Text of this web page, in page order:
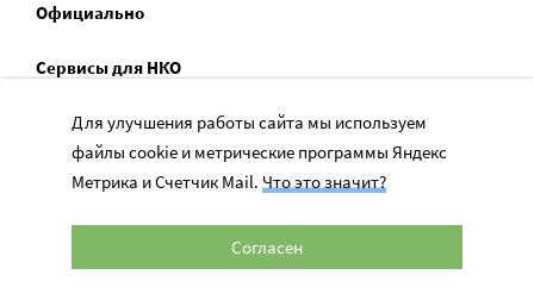
Официально
Сервисы для НКО
Спецпроекты
Социальное служение
Для улучшения работы сайта мы используем
файлы cookie и метрические программы Яндекс
Метрика и Счетчик Mail. Что это значит?
Согласен